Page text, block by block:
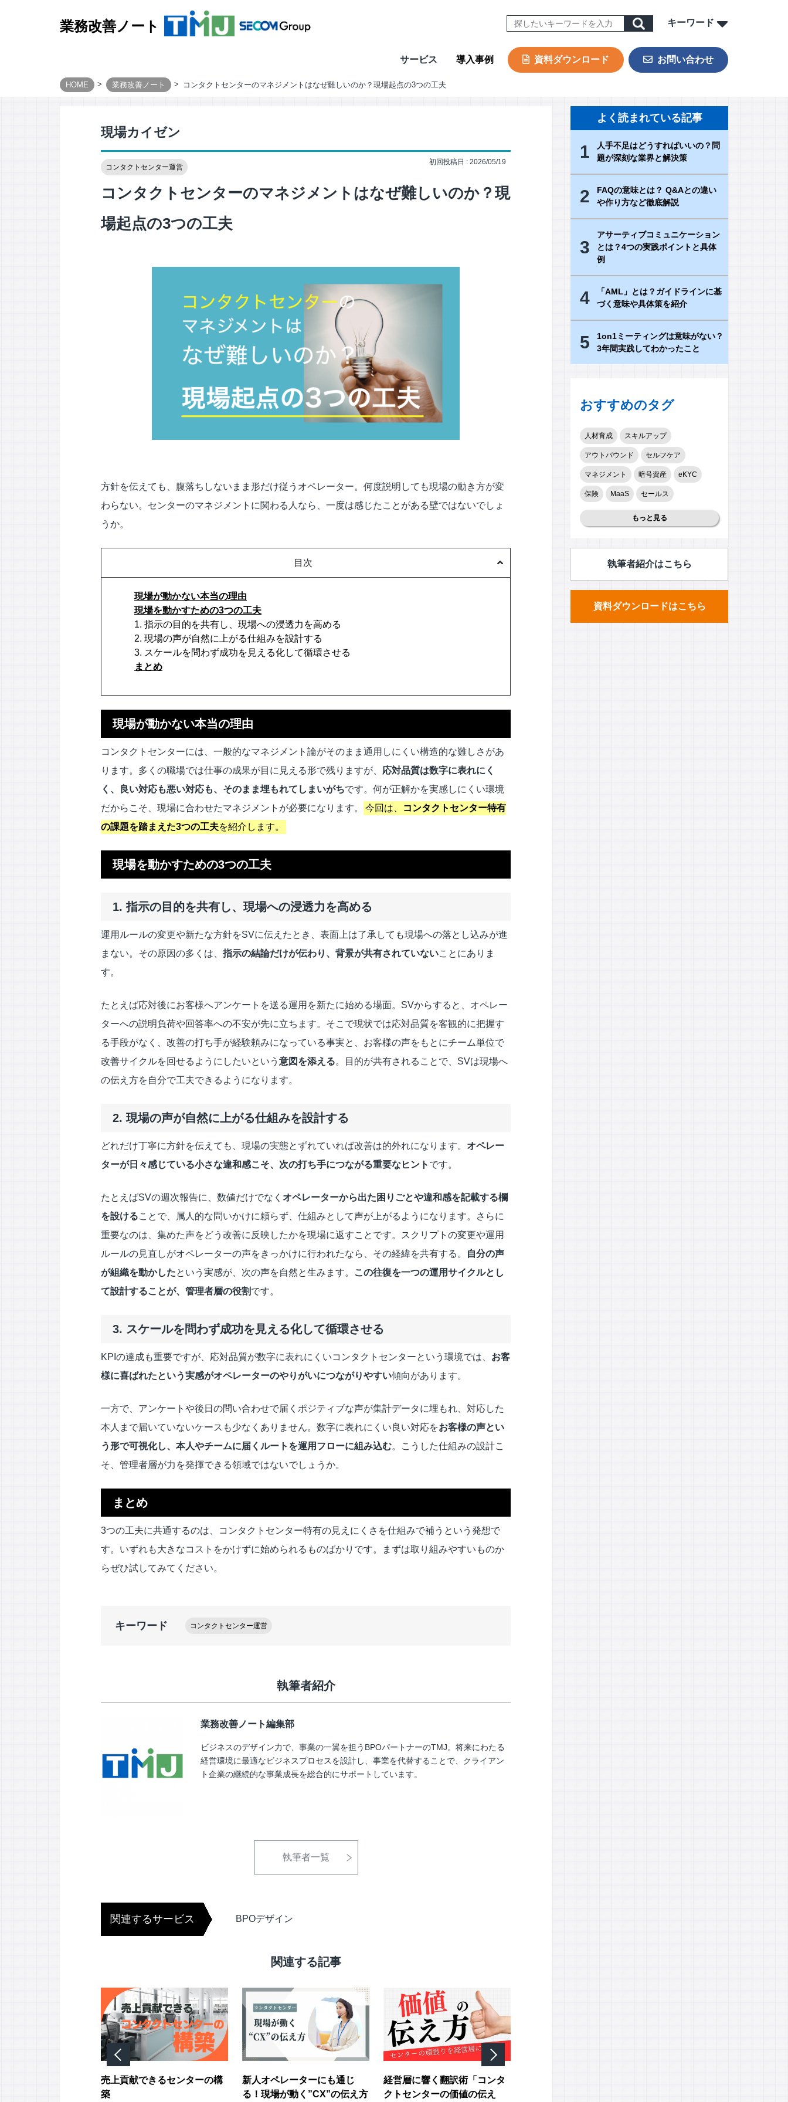
業務改善ノート キーワード
サービス 導入事例 資料ダウンロード お問い合わせ
BUSINESS PROCESS
TMJ Generative Solution
CXデザインコンサルティング
BPOデザイン
業務量調査・分析パッケージ
AI導入支援サービス
CONTACT
セールスサポート
在宅オペレーション
SMSコンタクトサービス
高齢者応対トレーニングツール「ジェロトーク」
Design & Outsourcing
営業事務支援サービス
HOME 業務改善ノート コンタクトセンターのマネジメントはなぜ難しいのか？現場起点の3つの工夫
現場カイゼン
コンタクトセンター運営
初回投稿日 : 2026/05/19
コンタクトセンターのマネジメントはなぜ難しいのか？現
場起点の3つの工夫
方針を伝えても、腹落ちしないまま形だけ従うオペレーター。何度説明しても現場の動き方が変
わらない。センターのマネジメントに関わる人なら、一度は感じたことがある壁ではないでしょ
うか。
目次
現場が動かない本当の理由
現場を動かすための3つの工夫
1. 指示の目的を共有し、現場への浸透力を高める
2. 現場の声が自然に上がる仕組みを設計する
3. スケールを問わず成功を見える化して循環させる
まとめ
現場が動かない本当の理由
コンタクトセンターには、一般的なマネジメント論がそのまま通用しにくい構造的な難しさがあ
ります。多くの職場では仕事の成果が目に見える形で残りますが、 応対品質は数字に表れにく
く、良い対応も悪い対応も、そのまま埋もれてしまいがちです。何が正解かを実感しにくい環境
だからこそ、現場に合わせたマネジメントが必要になります。
今回は、
コンタクトセンター特有
の課題を踏まえた3つの工夫を紹介します。
現場を動かすための3つの工夫
1. 指示の目的を共有し、現場への浸透力を高める
運用ルールの変更や新たな方針をSVに伝えたとき、表面上は了承しても現場への落とし込みが進
まない。その原因の多くは、 指示の結論だけが伝わり、背景が共有されていないことにありま
す。
たとえば応対後にお客様へアンケートを送る運用を新たに始める場面。SVからすると、オペレー
ターへの説明負荷や回答率への不安が先に立ちます。そこで現状では応対品質を客観的に把握す
る手段がなく、改善の打ち手が経験頼みになっている事実と、お客様の声をもとにチーム単位で
改善サイクルを回せるようにしたいという 意図を添える。目的が共有されることで、SVは現場へ
の伝え方を自分で工夫できるようになります。
2. 現場の声が自然に上がる仕組みを設計する
どれだけ丁寧に方針を伝えても、現場の実態とずれていれば改善は的外れになります。 オペレー
ターが日々感じている小さな違和感こそ、次の打ち手につながる重要なヒント です。
たとえばSVの週次報告に、数値だけでなく オペレーターから出た困りごとや違和感を記載する欄
を設けることで、属人的な問いかけに頼らず、仕組みとして声が上がるようになります。さらに
重要なのは、集めた声をどう改善に反映したかを現場に返すことです。スクリプトの変更や運用
ルールの見直しがオペレーターの声をきっかけに行われたなら、その経緯を共有する。
自分の声
が組織を動かしたという実感が、次の声を自然と生みます。
この往復を一つの運用サイクルとし
て設計することが、管理者層の役割です。
3. スケールを問わず成功を見える化して循環させる
KPIの達成も重要ですが、応対品質が数字に表れにくいコンタクトセンターという環境では、 お客
様に喜ばれたという実感がオペレーターのやりがいにつながりやすい傾向があります。
一方で、アンケートや後日の問い合わせで届くポジティブな声が集計データに埋もれ、対応した
本人まで届いていないケースも少なくありません。数字に表れにくい良い対応をお客様の声とい
う形で可視化し、本人やチームに届くルートを運用フローに組み込む。こうした仕組みの設計こ
そ、管理者層が力を発揮できる領域ではないでしょうか。
まとめ
3つの工夫に共通するのは、コンタクトセンター特有の見えにくさを仕組みで補うという発想で
す。いずれも大きなコストをかけずに始められるものばかりです。まずは取り組みやすいものか
らぜひ試してみてください。
キーワード コンタクトセンター運営
執筆者紹介
業務改善ノート編集部
ビジネスのデザイン力で、事業の一翼を担うBPOパートナーのTMJ。将来にわたる
経営環境に最適なビジネスプロセスを設計し、事業を代替することで、クライアン
ト企業の継続的な事業成長を総合的にサポートしています。
執筆者一覧
関連するサービス BPOデザイン
関連する記事
売上貢献できるセンターの構
築
新人オペレーターにも通じ
る！現場が動く”CX”の伝え方
経営層に響く翻訳術「コンタ
クトセンターの価値の伝え
よく読まれている記事
1
人手不足はどうすればいいの？問
題が深刻な業界と解決策
2
FAQの意味とは？ Q&Aとの違い
や作り方など徹底解説
3
アサーティブコミュニケーション
とは？4つの実践ポイントと具体
例
4
「AML」とは？ガイドラインに基
づく意味や具体策を紹介
5
1on1ミーティングは意味がない？
3年間実践してわかったこと
おすすめのタグ
人材育成 スキルアップ
アウトバウンド セルフケア
マネジメント 暗号資産 eKYC
保険 MaaS セールス
もっと見る
執筆者紹介はこちら
資料ダウンロードはこちら